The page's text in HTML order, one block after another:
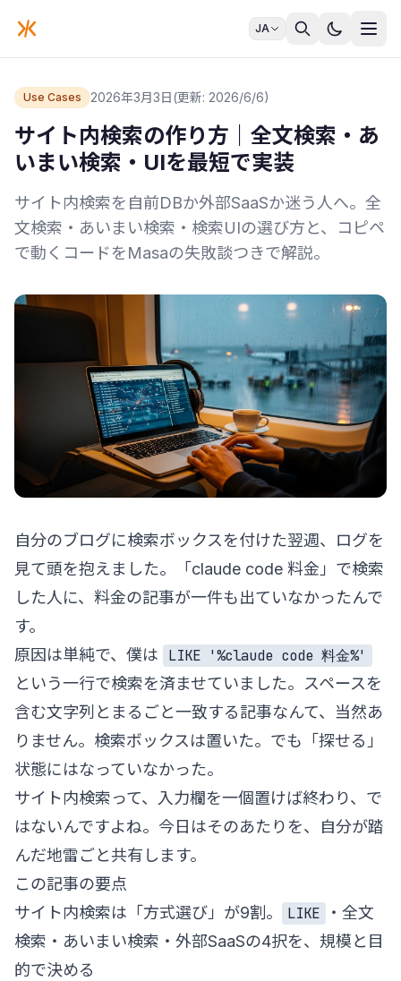
JA
Use Cases 2026年3月3日(更新: 2026/6/6)
サイト内検索の作り方｜全文検索・あ
いまい検索・UIを最短で実装
サイト内検索を自前DBか外部SaaSか迷う人へ。全
文検索・あいまい検索・検索UIの選び方と、コピペ
で動くコードをMasaの失敗談つきで解説。
自分のブログに検索ボックスを付けた翌週、ログを
見て頭を抱えました。「claude code 料金」で検索
した人に、料金の記事が一件も出ていなかったんで
す。
原因は単純で、僕は
LIKE '%claude code 料金%'
という一行で検索を済ませていました。スペースを
含む文字列とまるごと一致する記事なんて、当然あ
りません。検索ボックスは置いた。でも「探せる」
状態にはなっていなかった。
サイト内検索って、入力欄を一個置けば終わり、で
はないんですよね。今日はそのあたりを、自分が踏
んだ地雷ごと共有します。
この記事の要点
サイト内検索は「方式選び」が9割。
LIKE
・全文
検索・あいまい検索・外部SaaSの4択を、規模と目
的で決める